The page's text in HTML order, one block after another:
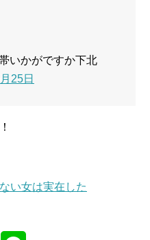
いかがですか下北
25日
い女は実在した